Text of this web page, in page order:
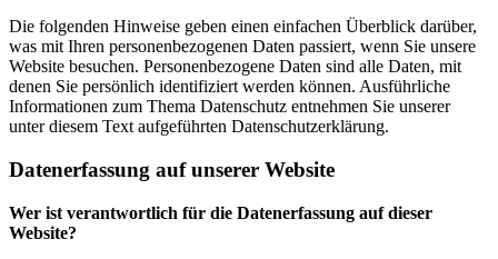
Die folgenden Hinweise geben einen einfachen Überblick darüber,
was mit Ihren personenbezogenen Daten passiert, wenn Sie unsere
Website besuchen. Personenbezogene Daten sind alle Daten, mit
denen Sie persönlich identifiziert werden können. Ausführliche
Informationen zum Thema Datenschutz entnehmen Sie unserer
unter diesem Text aufgeführten Datenschutzerklärung.
Datenerfassung auf unserer Website
Wer ist verantwortlich für die Datenerfassung auf dieser
Website?